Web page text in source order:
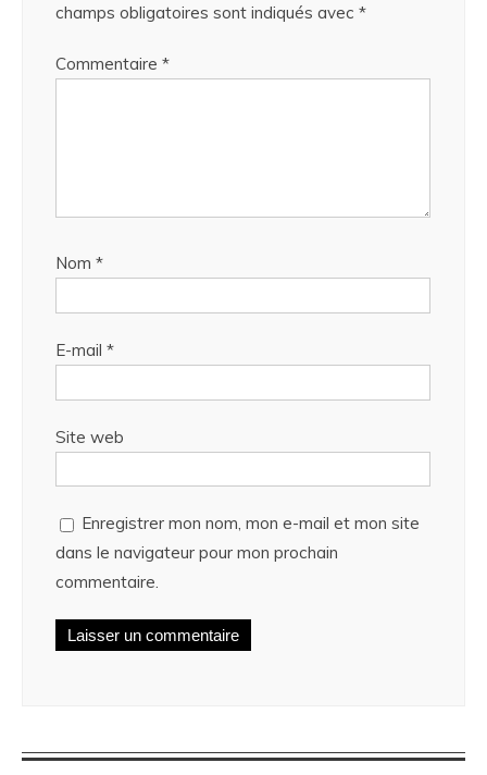
champs obligatoires sont indiqués avec *
Commentaire *
Nom *
E-mail *
Site web
Enregistrer mon nom, mon e-mail et mon site
dans le navigateur pour mon prochain
commentaire.